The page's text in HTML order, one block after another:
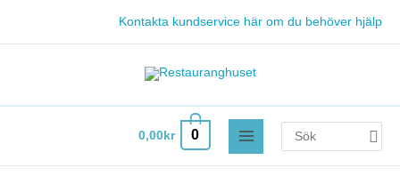
Kontakta kundservice här om du behöver hjälp
0,00kr 0
for: